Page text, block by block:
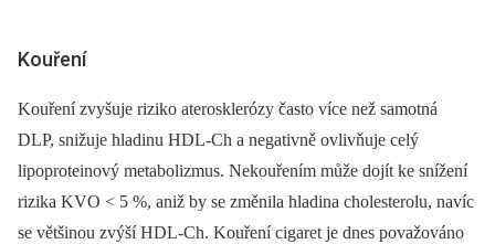
Kouření
Kouření zvyšuje riziko aterosklerózy často více než samotná
DLP, snižuje hladinu HDL-Ch a negativně ovlivňuje celý
lipoproteinový metabolizmus. Nekouřením může dojít ke snížení
rizika KVO < 5 %, aniž by se změnila hladina cholesterolu, navíc
se většinou zvýší HDL-Ch. Kouření cigaret je dnes považováno